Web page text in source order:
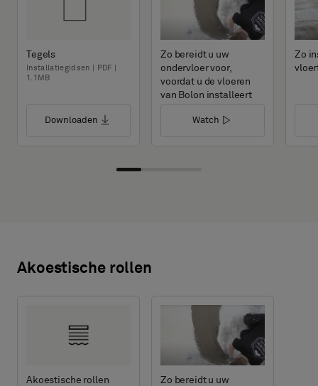
Tegels
Installatiegidsen | PDF |
1.1MB
Downloaden
Zo bereidt u uw
ondervloer voor,
voordat u de vloeren
van Bolon installeert
Watch
Zo
Akoestische rollen
Akoestische rollen
Zo bereidt u uw